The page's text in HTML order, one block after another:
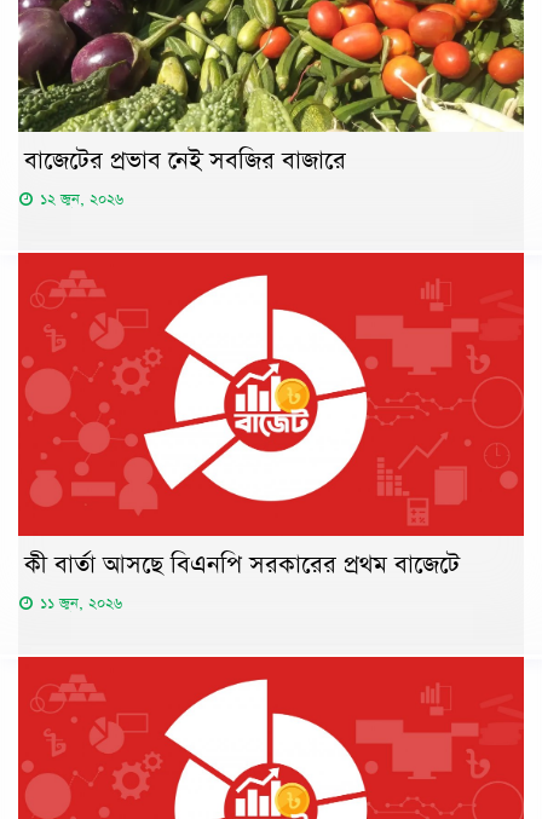
বাজেটের প্রভাব নেই সবজির বাজারে
১২ জুন, ২০২৬
কী বার্তা আসছে বিএনপি সরকারের প্রথম বাজেটে
১১ জুন, ২০২৬